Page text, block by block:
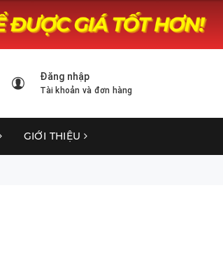
Đăng nhập
Tài khoản và đơn hàng
GIỚI THIỆU